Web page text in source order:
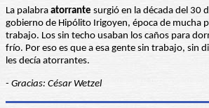
La palabra atorrante surgió en la década del 30
gobierno de Hipólito Irigoyen, época de mucha
trabajo. Los sin techo usaban los caños para
frío. Por eso es que a esa gente sin trabajo, sin
les decía atorrantes.
- Gracias: César Wetzel